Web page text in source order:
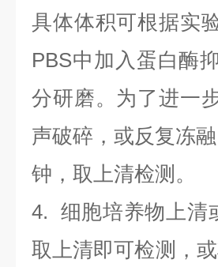
具体体积可根据实
PBS中加入蛋白酶
分研磨。为了进一
声破碎，或反复冻
钟，取上清检测。
4. 细胞培养物上清
取上清即可检测，